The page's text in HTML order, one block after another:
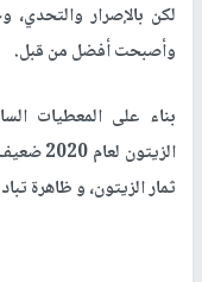
لكن بالإصرار
وأصبحت أفضل من قبل.
بناء على المعطيات
ثمار الزيتون، و ظاهرة